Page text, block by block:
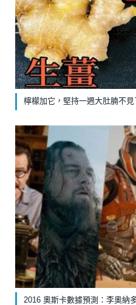
檸檬加它，堅持一週大肚腩不
2016 奧斯卡數據預測：李奧納